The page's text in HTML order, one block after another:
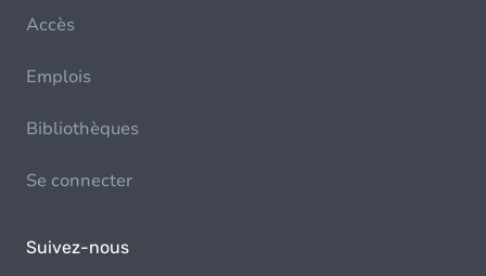
Accès
Emplois
Bibliothèques
Se connecter
Suivez-nous